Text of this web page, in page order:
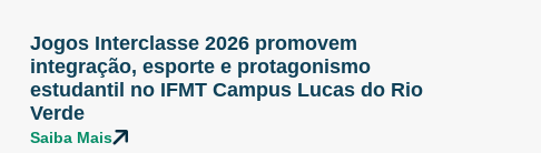
Jogos Interclasse 2026 promovem
integração, esporte e protagonismo
estudantil no IFMT Campus Lucas do Rio
Verde
Saiba Mais